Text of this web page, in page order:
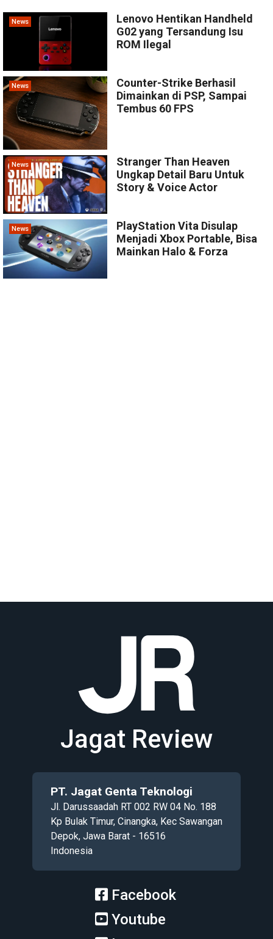
News
Lenovo Hentikan Handheld
G02 yang Tersandung Isu
ROM Ilegal
News
Counter-Strike Berhasil
Dimainkan di PSP, Sampai
Tembus 60 FPS
News
Stranger Than Heaven
Ungkap Detail Baru Untuk
Story & Voice Actor
News
PlayStation Vita Disulap
Menjadi Xbox Portable, Bisa
Mainkan Halo & Forza
Jagat Review
PT. Jagat Genta Teknologi
Jl. Darussaadah RT 002 RW 04 No. 188
Kp Bulak Timur, Cinangka, Kec Sawangan
Depok, Jawa Barat - 16516
Indonesia
Facebook
Youtube